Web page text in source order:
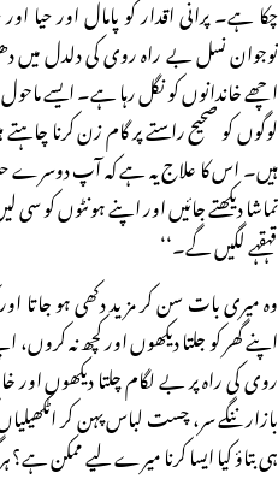
چکا ہے۔ پرانی اقدار کو پامال اور حیا
نوجوان نسل بے راہ روی کی دلدل
اچھے خاندانوں کو نگل رہا ہے۔ ایسے
لوگوں کو صحیح راستے پر گام زن کرنا
ہیں۔ اس کا علاج یہ ہے کہ آپ دوسرے
تماشا دیکھتے جائیں اور اپنے ہونٹوں کو سی
قہقہے لگیں گے۔‘‘
وہ میری بات سن کر مزید دکھی ہو جاتا
اپنے گھر کو جلتا دیکھوں اور کچھ نہ
روی کی راہ پر بے لگام چلتا دیکھوں اور
بازار ننگے سر، چست لباس پہن کر
ہی بتاؤ کیا ایسا کرنا میرے لیے ممکن ہے؟